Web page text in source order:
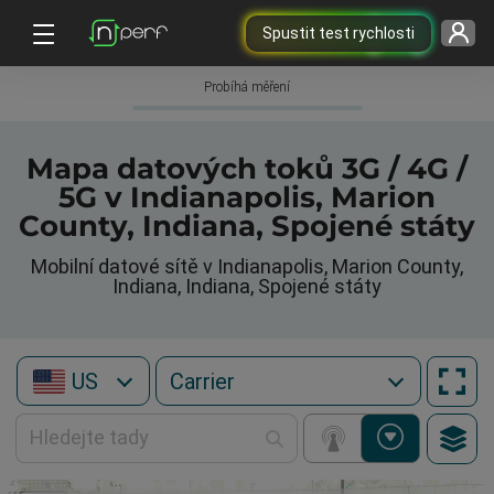
Spustit test rychlosti
Probíhá měření
Mapa datových toků 3G / 4G /
5G v Indianapolis, Marion
County, Indiana, Spojené státy
Mobilní datové sítě v Indianapolis, Marion County,
Indiana, Indiana, Spojené státy
US